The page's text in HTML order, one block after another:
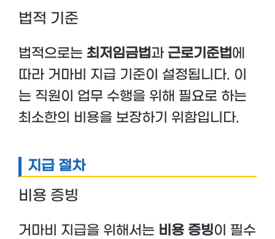
법적 기준
법적으로는 최저임금법과 근로기준법에
따라 거마비 지급 기준이 설정됩니다. 이
는 직원이 업무 수행을 위해 필요로 하는
최소한의 비용을 보장하기 위함입니다.
지급 절차
비용 증빙
거마비 지급을 위해서는 비용 증빙이 필수